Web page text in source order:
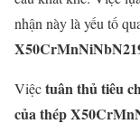
nhận này là yếu tố
Việctuân thủ tiêu
của thép